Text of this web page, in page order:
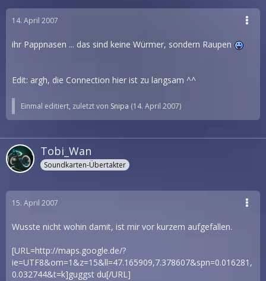
14. April 2007
ihr Pappnasen ... das sind keine Würmer, sondern Raupen
Edit: argh, die Connection hier ist zu langsam ^^
Einmal editiert, zuletzt von Snipa (14. April 2007)
Tobi_Wan
Soundkarten-Übertakter
15. April 2007
Wusste nicht wohin damit, ist mir vor kurzem aufgefallen.
[URL=http://maps.google.de/?
ie=UTF8&om=1&z=15&ll=47.165909,7.378607&spn=0.016281,
0.032744&t=k]guggst du[/URL]